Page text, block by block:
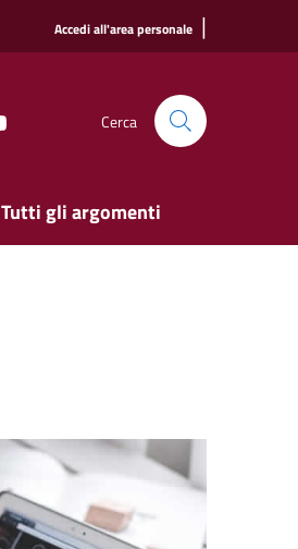
Accedi all'area personale |
Cerca
Tutti gli argomenti